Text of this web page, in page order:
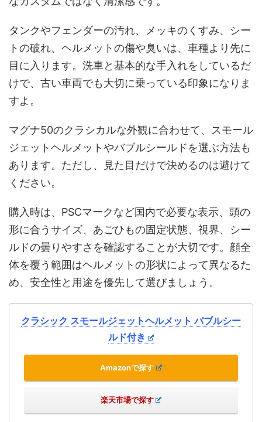
タンクやフェンダーの汚れ、メッキのくすみ、シー
トの破れ、ヘルメットの傷や臭いは、車種より先に
目に入ります。洗車と基本的な手入れをしているだ
けで、古い車両でも大切に乗っている印象になりま
すよ。
マグナ50のクラシカルな外観に合わせて、スモール
ジェットヘルメットやバブルシールドを選ぶ方法も
あります。ただし、見た目だけで決めるのは避けて
ください。
購入時は、PSCマークなど国内で必要な表示、頭の
形に合うサイズ、あごひもの固定状態、視界、シー
ルドの曇りやすさを確認することが大切です。顔全
体を覆う範囲はヘルメットの形状によって異なるた
め、安全性と用途を優先して選びましょう。
クラシック スモールジェットヘルメット バブルシー
ルド付き
Amazonで探す
楽天市場で探す